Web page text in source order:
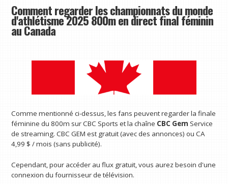
Comment regarder les championnats du monde
d'athlétisme 2025 800m en direct final féminin
au Canada
Comme mentionné ci-dessus, les fans peuvent regarder la finale
féminine du 800m sur CBC Sports et la chaîne CBC Gem Service
de streaming. CBC GEM est gratuit (avec des annonces) ou CA
4,99 $ / mois (sans publicité).
Cependant, pour accéder au flux gratuit, vous aurez besoin d'une
connexion du fournisseur de télévision.